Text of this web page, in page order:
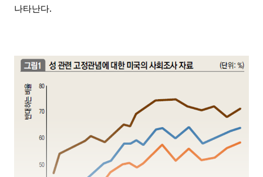
나타난다.